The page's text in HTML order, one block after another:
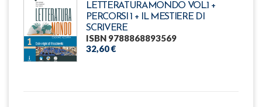
LETTERATURAMONDO VOL.1 +
PERCORSI 1 + IL MESTIERE DI
SCRIVERE
ISBN 9788868893569
32,60 €